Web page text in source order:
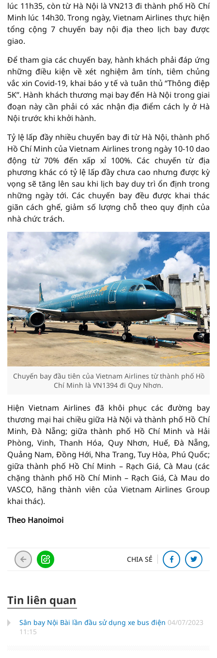
lúc 11h35, còn từ Hà Nội là VN213 đi thành phố Hồ Chí
Minh lúc 14h30. Trong ngày, Vietnam Airlines thực hiện
tổng cộng 7 chuyến bay nội địa theo lịch bay được
giao.
Để tham gia các chuyến bay, hành khách phải đáp ứng
những điều kiện về xét nghiệm âm tính, tiêm chủng
vắc xin Covid-19, khai báo y tế và tuân thủ “Thông điệp
5K”. Hành khách thương mại bay đến Hà Nội trong giai
đoạn này cần phải có xác nhận địa điểm cách ly ở Hà
Nội trước khi khởi hành.
Tỷ lệ lấp đầy nhiều chuyến bay đi từ Hà Nội, thành phố
Hồ Chí Minh của Vietnam Airlines trong ngày 10-10 dao
động từ 70% đến xấp xỉ 100%. Các chuyến từ địa
phương khác có tỷ lệ lấp đầy chưa cao nhưng được kỳ
vọng sẽ tăng lên sau khi lịch bay duy trì ổn định trong
những ngày tới. Các chuyến bay đều được khai thác
giãn cách ghế, giảm số lượng chỗ theo quy định của
nhà chức trách.
Chuyến bay đầu tiên của Vietnam Airlines từ thành phố Hồ
Chí Minh là VN1394 đi Quy Nhơn.
Hiện Vietnam Airlines đã khôi phục các đường bay
thương mại hai chiều giữa Hà Nội và thành phố Hồ Chí
Minh, Đà Nẵng; giữa thành phố Hồ Chí Minh và Hải
Phòng, Vinh, Thanh Hóa, Quy Nhơn, Huế, Đà Nẵng,
Quảng Nam, Đồng Hới, Nha Trang, Tuy Hòa, Phú Quốc;
giữa thành phố Hồ Chí Minh – Rạch Giá, Cà Mau (các
chặng thành phố Hồ Chí Minh – Rạch Giá, Cà Mau do
VASCO, hãng thành viên của Vietnam Airlines Group
khai thác).
Theo Hanoimoi
CHIA SẺ
Tin liên quan
Sân bay Nội Bài lần đầu sử dụng xe bus điện 04/07/2023
11:15